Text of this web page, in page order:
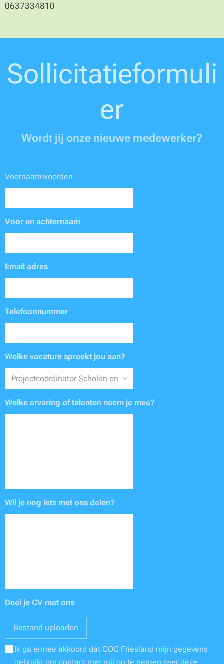
0637334810
Sollicitatieformuli
er
Wordt jij onze nieuwe medewerker?
Voornaamwoorden
Voor en achternaam
Email adres
Telefoonnummer
Welke vacature spreekt jou aan?
Welke ervaring of talenten neem je mee?
Wil je nog iets met ons delen?
Deel je CV met ons
Bestand uploaden
Ik ga ermee akkoord dat COC Friesland mijn gegevens
gebruikt om contact met mij op te nemen over deze